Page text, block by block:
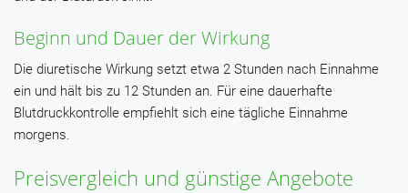
Beginn und Dauer der Wirkung
Die diuretische Wirkung setzt etwa 2 Stunden nach Einnahme
ein und hält bis zu 12 Stunden an. Für eine dauerhafte
Blutdruckkontrolle empfiehlt sich eine tägliche Einnahme
morgens.
Preisvergleich und günstige Angebote